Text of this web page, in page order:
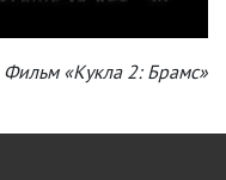
Фильм «Кукла 2: Брамс»